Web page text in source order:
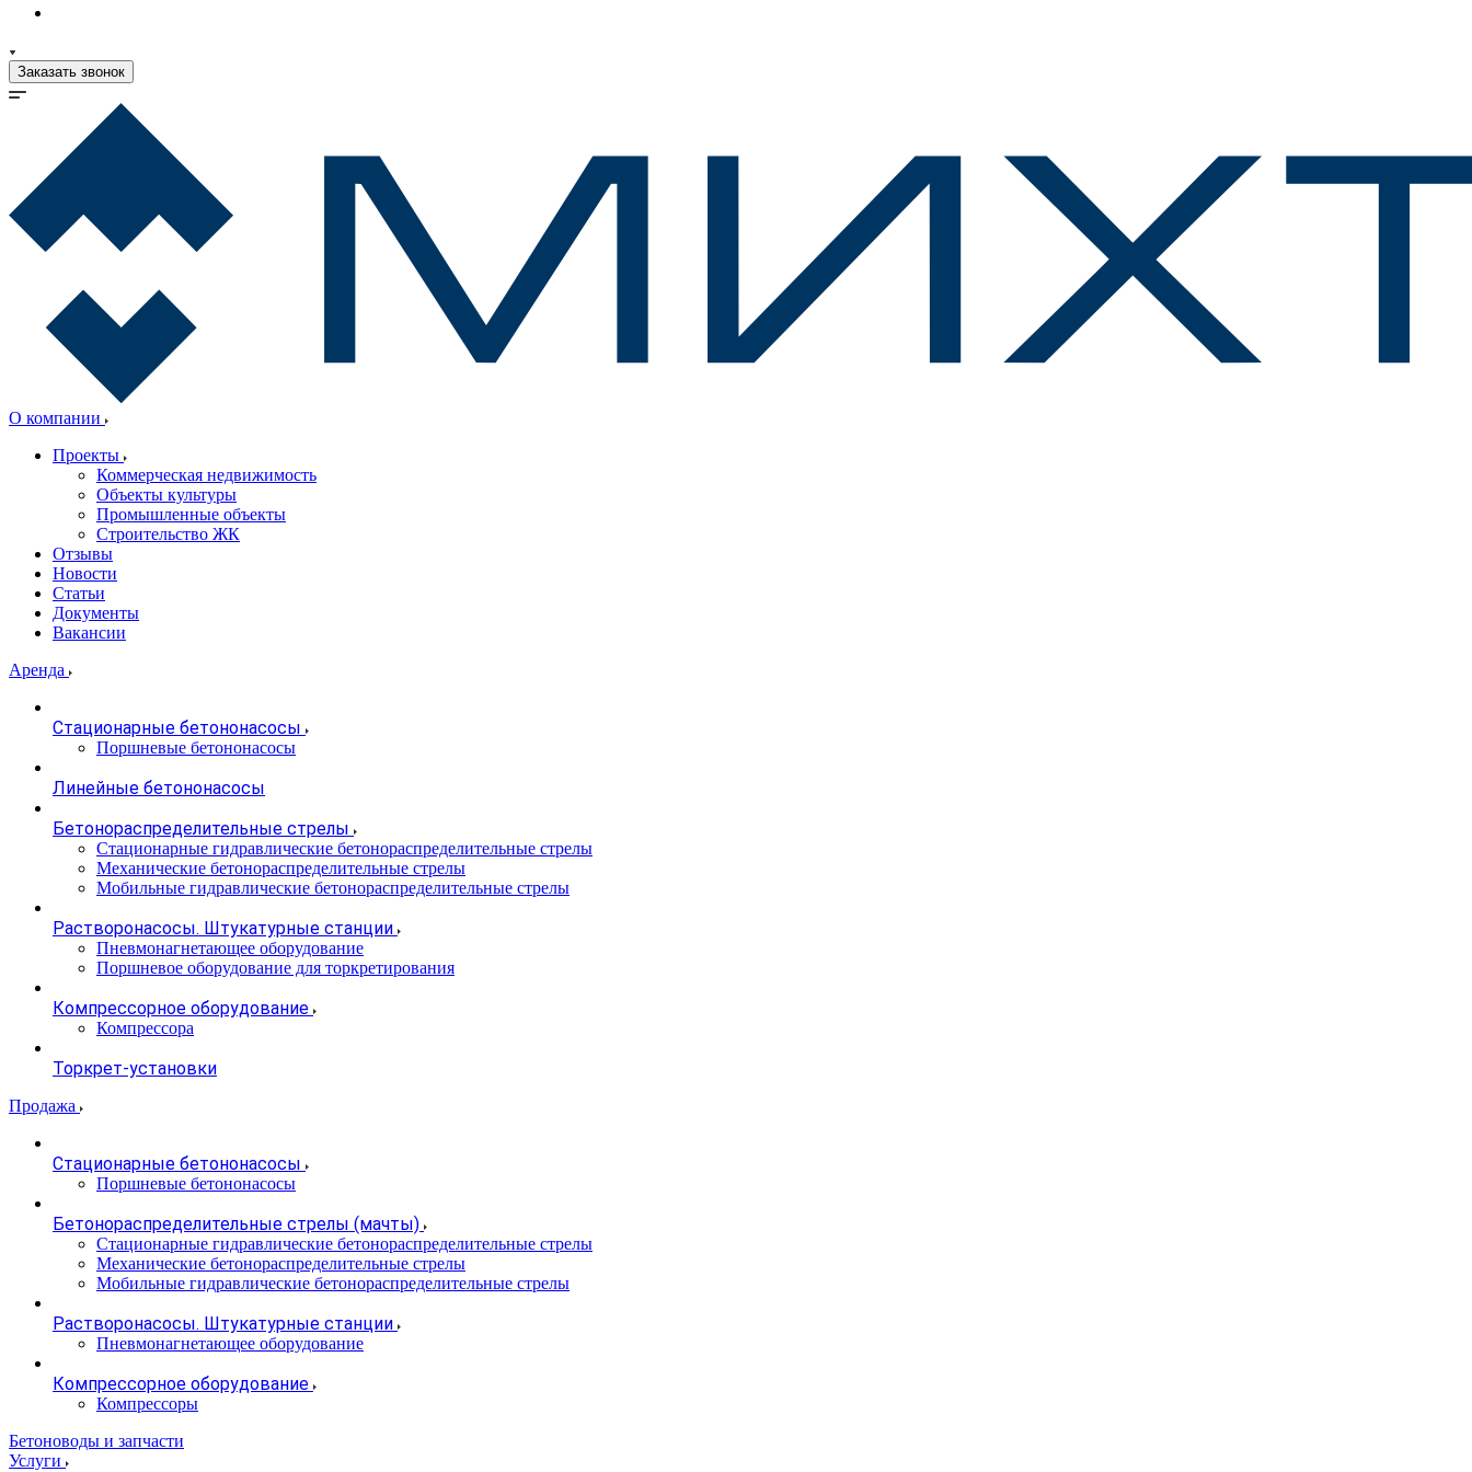
Заказать звонок
О компании
Проекты
Коммерческая недвижимость
Объекты культуры
Промышленные объекты
Строительство ЖК
Отзывы
Новости
Статьи
Документы
Вакансии
Аренда
Стационарные бетононасосы
Поршневые бетононасосы
Линейные бетононасосы
Бетонораспределительные стрелы
Стационарные гидравлические бетонораспределительные стрелы
Механические бетонораспределительные стрелы
Мобильные гидравлические бетонораспределительные стрелы
Растворонасосы. Штукатурные станции
Пневмонагнетающее оборудование
Поршневое оборудование для торкретирования
Компрессорное оборудование
Компрессора
Торкрет-установки
Продажа
Стационарные бетононасосы
Поршневые бетононасосы
Бетонораспределительные стрелы (мачты)
Стационарные гидравлические бетонораспределительные стрелы
Механические бетонораспределительные стрелы
Мобильные гидравлические бетонораспределительные стрелы
Растворонасосы. Штукатурные станции
Пневмонагнетающее оборудование
Компрессорное оборудование
Компрессоры
Бетоноводы и запчасти
Услуги